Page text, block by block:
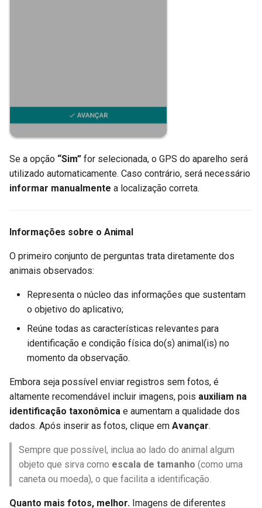
Se a opção “Sim” for selecionada, o GPS do aparelho será
utilizado automaticamente. Caso contrário, será necessário
informar manualmente a localização correta.
Informações sobre o Animal
O primeiro conjunto de perguntas trata diretamente dos
animais observados:
Representa o núcleo das informações que sustentam
o objetivo do aplicativo;
Reúne todas as características relevantes para
identificação e condição física do(s) animal(is) no
momento da observação.
Embora seja possível enviar registros sem fotos, é
altamente recomendável incluir imagens, pois auxiliam na
identificação taxonômica e aumentam a qualidade dos
dados. Após inserir as fotos, clique em Avançar.
Sempre que possível, inclua ao lado do animal algum
objeto que sirva como escala de tamanho (como uma
caneta ou moeda), o que facilita a identificação.
Quanto mais fotos, melhor. Imagens de diferentes